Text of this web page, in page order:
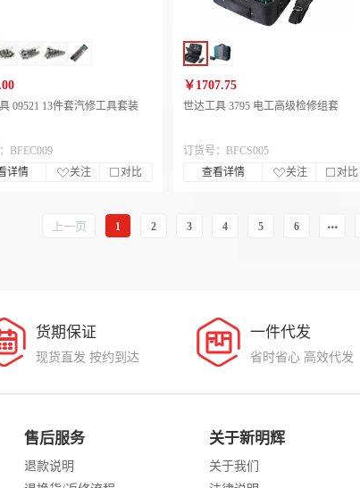
09521 13件套汽修工具套装
BFEC009
详情
关注 对比
￥1707.75
世达工具 3795 电工高级检修组套
订货号：BFCS005
查看详情
关注 对比
上一页 1 2 3 4 5 6
货期保证
现货直发 按约到达
一件代发
省时省心 高效代发
售后服务
退款说明
关于新明辉
关于我们